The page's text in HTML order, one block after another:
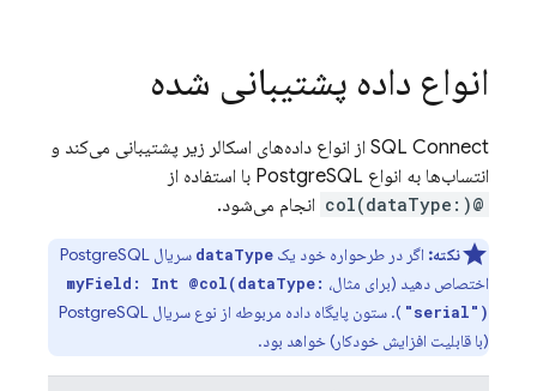
انواع داده پشتیبانی شده
SQL Connect از انواع داده‌های اسکالر زیر پشتیبانی می‌کند و
انتساب‌ها به انواع PostgreSQL با استفاده از
@col(dataType:) انجام می‌شود.
نکته: اگر در طرحواره خود یکdataType
سریال PostgreSQL
اختصاص دهید (برای مثال، myField: Int @col(dataType:
"serial")
). ستون پایگاه داده مربوطه از نوع سریال PostgreSQL
(با قابلیت افزایش خودکار) خواهد بود.